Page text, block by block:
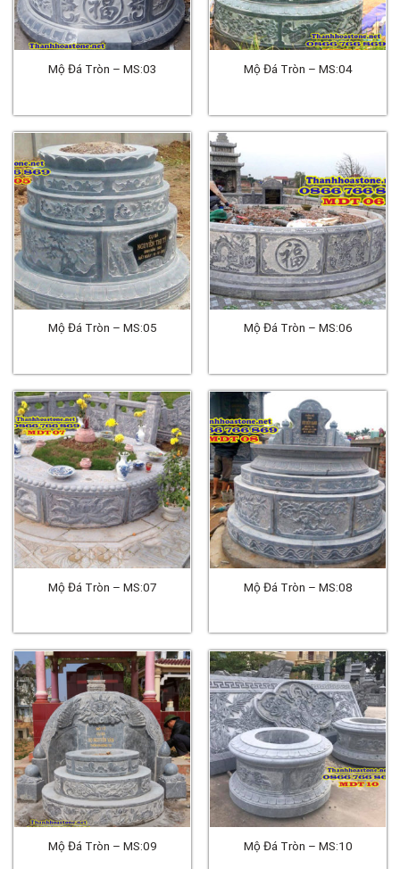
Mộ Đá Tròn – MS:03 Mộ Đá Tròn – MS:04
Mộ Đá Tròn – MS:05 Mộ Đá Tròn – MS:06
Mộ Đá Tròn – MS:07 Mộ Đá Tròn – MS:08
Mộ Đá Tròn – MS:09 Mộ Đá Tròn – MS:10